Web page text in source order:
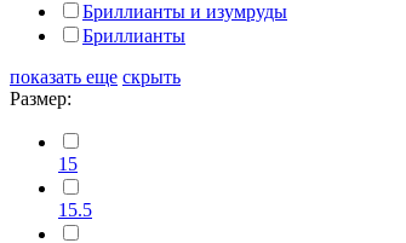
Бриллианты и изумруды
Бриллианты
показать еще скрыть
Размер:
15
15.5